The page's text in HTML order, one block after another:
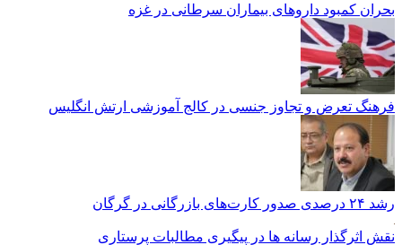
بحران کمبود دارو‌های بیماران سرطانی در غزه
فرهنگ تعرض و تجاوز جنسی در کالج آموزشی ارتش انگلیس
رشد ۲۴ درصدی صدور کارت‌های بازرگانی در گرگان
نقش اثرگذار رسانه ها در پیگیری مطالبات پرستاری